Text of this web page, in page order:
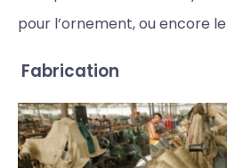
pour l’ornement, ou encore
Fabrication